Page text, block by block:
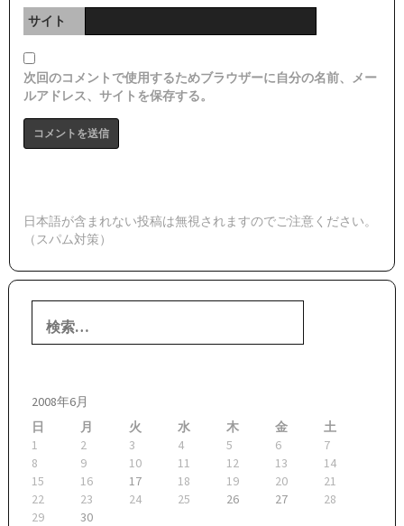
サイト
次回のコメントで使用するためブラウザーに自分の名前、メー
ルアドレス、サイトを保存する。
日本語が含まれない投稿は無視されますのでご注意ください。
（スパム対策）
索:
2008年6月
日
月 火 水 木 金
土
1
2 3 4 5 6
7
8
9 10 11 12 13
14
15
16 17 18 19 20
21
22
23 24 25 26 27
28
29
30